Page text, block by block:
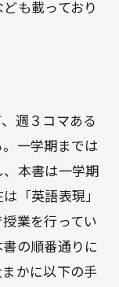
も載っており
週３コマある
。一学期までは
本書は一学期
「英語表現」
業を行ってい
の順番通りに
かに以下の手